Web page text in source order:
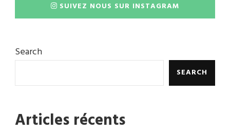
SUIVEZ NOUS SUR INSTAGRAM
Search
SEARCH
Articles récents